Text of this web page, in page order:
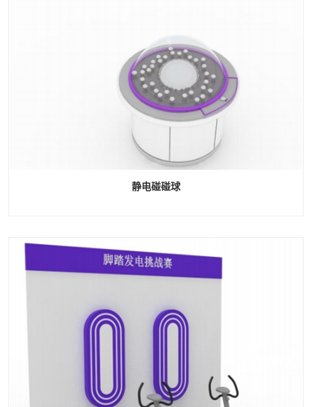
静电碰碰球